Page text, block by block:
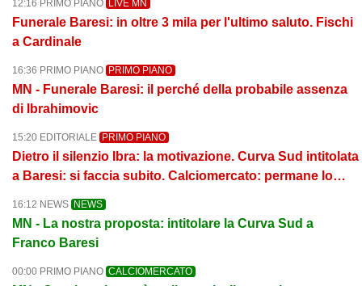
12:16 PRIMO PIANO LIVE MN
Funerale Baresi: in oltre 3 mila per l'ultimo saluto. Fischi
a Cardinale
16:36 PRIMO PIANO PRIMO PIANO
MN - Funerale Baresi: il perché della probabile assenza
di Ibrahimovic
15:20 EDITORIALE PRIMO PIANO
Dietro il silenzio Ibra: la motivazione. Curva Sud intitolata
a Baresi: si faccia subito. Calciomercato: permane lo
16:12 NEWS NEWS
MN - La nostra proposta: intitolare la Curva Sud a
Franco Baresi
00:00 PRIMO PIANO CALCIOMERCATO